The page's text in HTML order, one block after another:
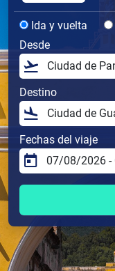
Ida y vuelta
Desde
Destino
Fechas del viaje